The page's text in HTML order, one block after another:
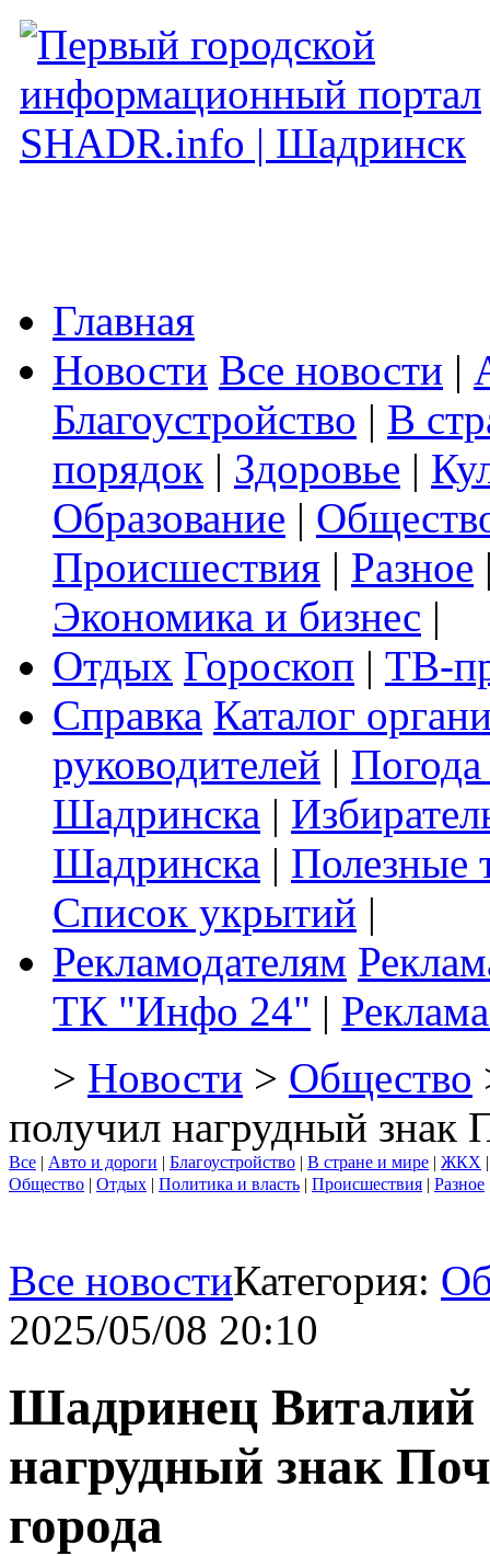
Главная
Новости Все новости |
Благоустройство | В
порядок | Здоровье |
Образование |
Происшествия | Разное
Экономика и бизнес |
Отдых Гороскоп | ТВ-
Справка Каталог
руководителей |
Шадринска |
Шадринска | Полезные
Список укрытий |
Рекламодателям
ТК "Инфо 24" |
> Новости > Общество
получил нагрудный знак
Все | Авто и дороги | Благоустройство | В стране и мире | ЖКХ
Общество | Отдых | Политика и власть | Происшествия | Разное
Все новостиКатегория:
2025/05/08 20:10
Шадринец Виталий
нагрудный знак
города